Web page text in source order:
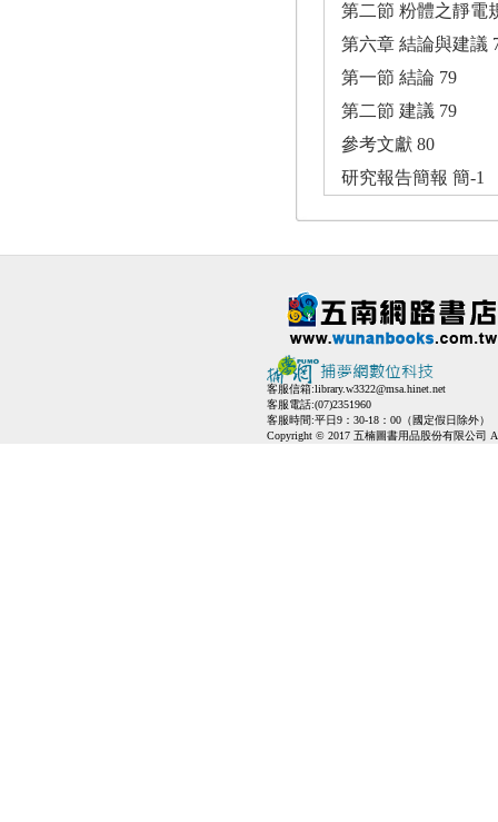
第二節 粉體之靜電
第六章 結論與建議
第一節 結論 79
第二節 建議 79
參考文獻 80
研究報告簡報 簡-1
客服信箱:library.w3322@msa.hinet.net
客服電話:(07)2351960
客服時間:平日9：30-18：00（國定假日除外）
Copyright © 2017 五楠圖書用品股份有限公司